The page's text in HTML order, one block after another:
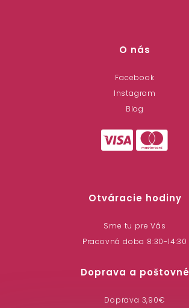
O nás
Facebook
Instagram
Blog
Otváracie hodiny
Sme tu pre Vás
Pracovná doba 8:30-14:30
Doprava a poštovné
Doprava 3,90€